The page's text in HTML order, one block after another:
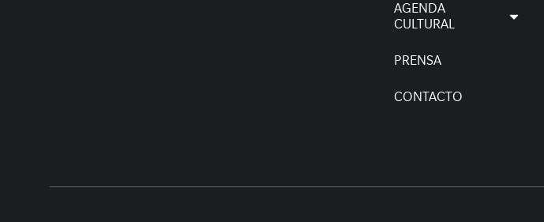
AGENDA
CULTURAL
PRENSA
CONTACTO